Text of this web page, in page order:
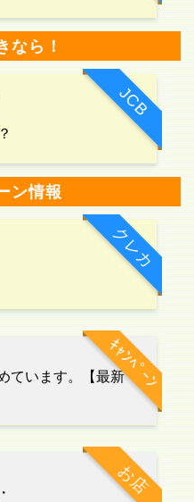
なら！
JCB
ン情報
クレカ
ｷｬﾝﾍﾟｰﾝ
ています。【最新
お店